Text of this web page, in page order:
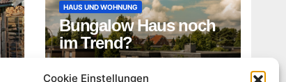
Cookie Einstellungen
HAUS UND WOHNUNG
Bungalow Haus noch
im Trend?